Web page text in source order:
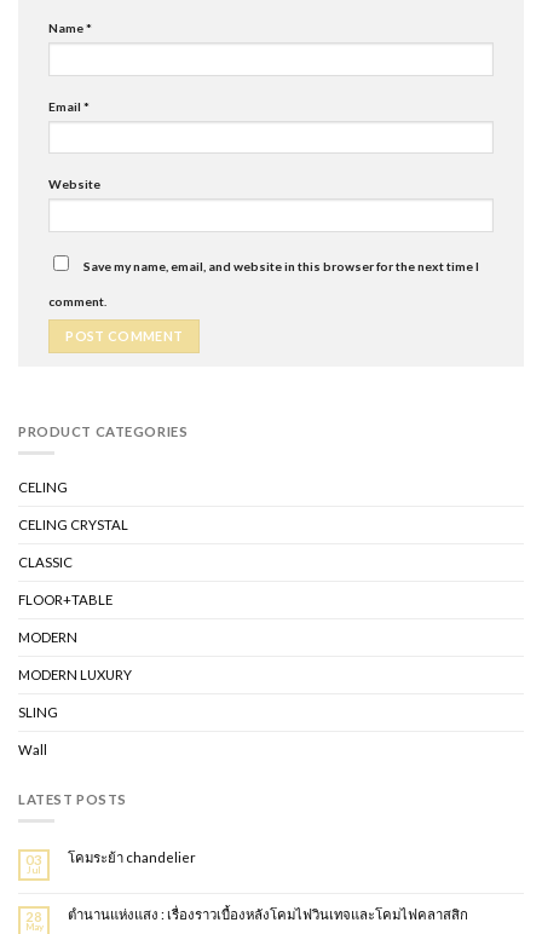
Name*
Email *
Website
Save my name, email, and website in this browser for the next time I
comment.
PRODUCT CATEGORIES
CELING
CELING CRYSTAL
CLASSIC
FLOOR+TABLE
MODERN
MODERN LUXURY
SLING
Wall
LATEST POSTS
03
Jul
โคมระย้า chandelier
28
May
ตำนานแห่งแสง : เรื่องราวเบื้องหลังโคมไฟวินเทจและโคมไฟคลาสสิก